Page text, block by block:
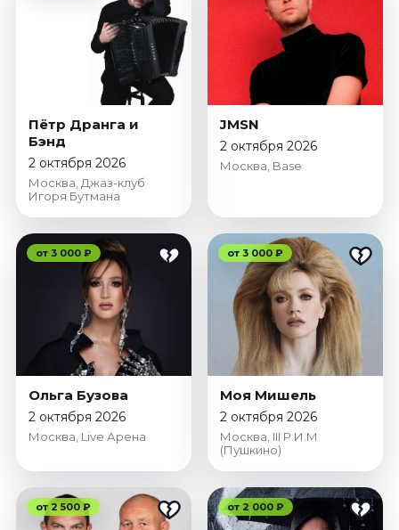
Январь 2027
Сентябрь 2026
Октябрь 2026
Ноябрь 2026
Декабрь 2026
Выставки
Сентябрь 2026
Октябрь 2026
Декабрь 2026
Январь 2027
Экскурсии
Октябрь 2026
Спорт
Август 2026
Сентябрь 2026
Октябрь 2026
Пётр Дранга и
Бэнд
2 октября 2026
Москва, Джаз-клуб
Игоря Бутмана
JMSN
2 октября 2026
Москва, Base
от 3 000 ₽
Ольга Бузова
2 октября 2026
Москва, Live Арена
от 3 000 ₽
Моя Мишель
2 октября 2026
Москва, III Р.И.М
(Пушкино)
от 2 500 ₽ от 2 000 ₽